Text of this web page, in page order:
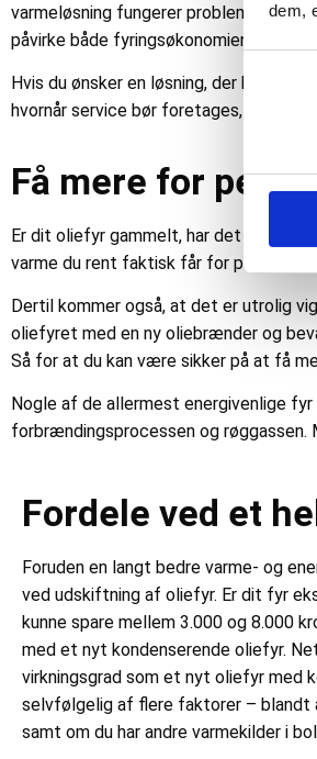
dem,
varmeløsning fungerer problemfrit og
påvirke både fyringsøkonomien og
Hvis du ønsker en løsning, der både er
hvornår service bør foretages, og
Få mere for
Er dit oliefyr gammelt, har det ofte en
varme du rent faktisk får for
Dertil kommer også, at det er utrolig
oliefyret med en ny oliebrænder og
Så for at du kan være sikker på at få
Nogle af de allermest energivenlige
forbrændingsprocessen og
Fordele ved et
Foruden en langt bedre varme- og
ved udskiftning af oliefyr. Er dit fyr
kunne spare mellem 3.000 og 8.000
med et nyt kondenserende oliefyr.
virkningsgrad som et nyt oliefyr med
selvfølgelig af flere faktorer – blandt
samt om du har andre varmekilder i